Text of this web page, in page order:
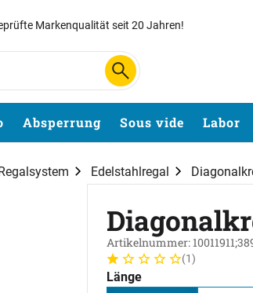
Markenqualität seit 20 Jahren!
Absperrung Sous vide Labor
Regalsystem Edelstahlregal
Artikelnummer:
Bewertung: 1 von 5 (1
1 Bewertung
(1)
Länge